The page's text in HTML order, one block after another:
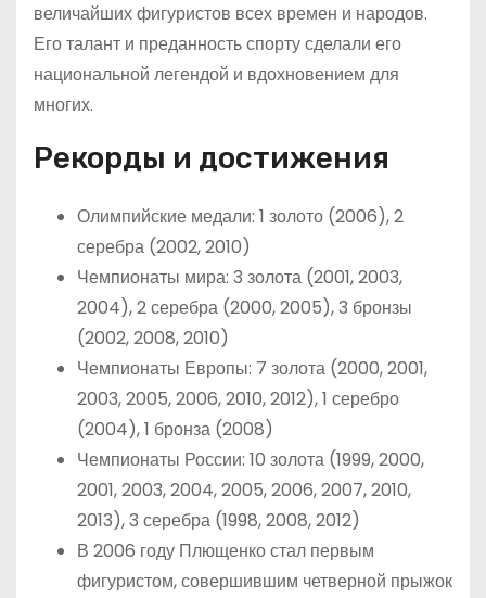
величайших фигуристов всех времен и народов.
Его талант и преданность спорту сделали его
национальной легендой и вдохновением для
многих.
Рекорды и достижения
Олимпийские медали: 1 золото (2006), 2
серебра (2002, 2010)
Чемпионаты мира: 3 золота (2001, 2003,
2004), 2 серебра (2000, 2005), 3 бронзы
(2002, 2008, 2010)
Чемпионаты Европы: 7 золота (2000, 2001,
2003, 2005, 2006, 2010, 2012), 1 серебро
(2004), 1 бронза (2008)
Чемпионаты России: 10 золота (1999, 2000,
2001, 2003, 2004, 2005, 2006, 2007, 2010,
2013), 3 серебра (1998, 2008, 2012)
В 2006 году Плющенко стал первым
фигуристом, совершившим четверной прыжок